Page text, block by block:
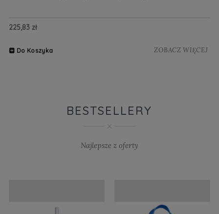
225,83 zł
Do Koszyka ZOBACZ WIĘCEJ
BESTSELLERY
Najlepsze z oferty